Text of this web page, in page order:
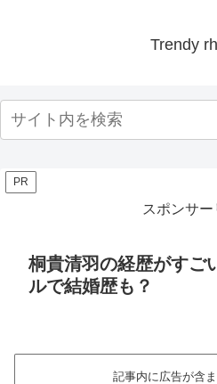
Trendy
PR
スポンサー
桐貴清羽の経歴がすご
ルで結婚歴も？
記事内に広告が含ま